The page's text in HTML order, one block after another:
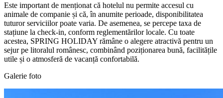
Este important de menționat că hotelul nu permite accesul cu
animale de companie și că, în anumite perioade, disponibilitatea
tuturor serviciilor poate varia. De asemenea, se percepe taxa de
stațiune la check-in, conform reglementărilor locale. Cu toate
acestea, SPRING HOLIDAY rămâne o alegere atractivă pentru un
sejur pe litoralul românesc, combinând poziționarea bună, facilitățile
utile și o atmosferă de vacanță confortabilă.
Galerie foto